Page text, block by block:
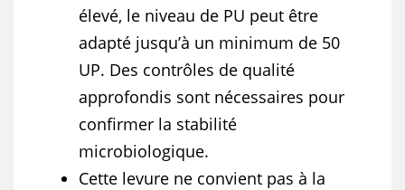
élevé, le niveau de PU peut être
adapté jusqu’à un minimum de 50
UP. Des contrôles de qualité
approfondis sont nécessaires pour
confirmer la stabilité
microbiologique.
Cette levure ne convient pas à la